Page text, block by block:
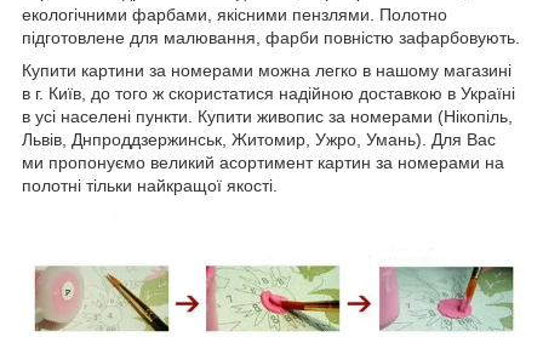
екологічними фарбами, якісними пензлями. Полотно
підготовлене для малювання, фарби повністю зафарбовують.
Купити картини за номерами можна легко в нашому магазині
в г. Київ, до того ж скористатися надійною доставкою в Україні
в усі населені пункти. Купити живопис за номерами (Нікопіль,
Львів, Днпроддзержинськ, Житомир, Ужро, Умань). Для Вас
ми пропонуємо великий асортимент картин за номерами на
полотні тільки найкращої якості.